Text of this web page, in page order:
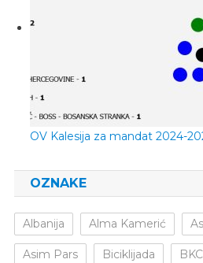
OV Kalesija za mandat 2024-
OZNAKE
Albanija Alma Kamerić
Asim Pars Biciklijada